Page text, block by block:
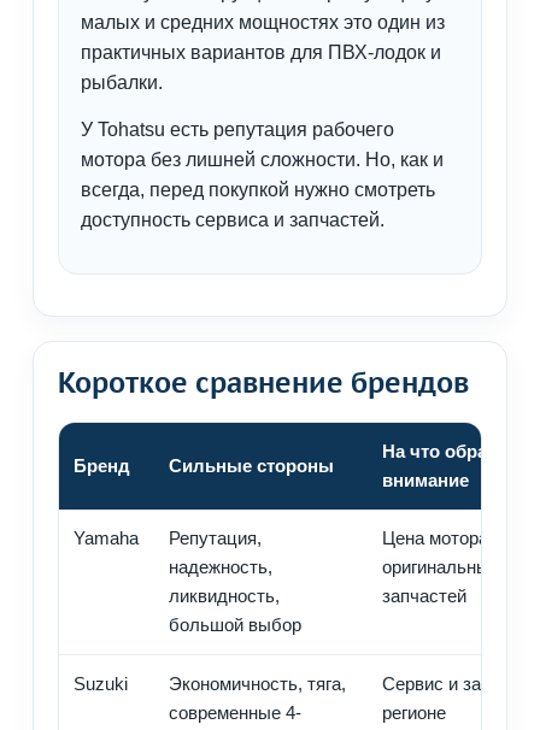
малых и средних мощностях это один из
практичных вариантов для ПВХ-лодок и
рыбалки.
У Tohatsu есть репутация рабочего
мотора без лишней сложности. Но, как и
всегда, перед покупкой нужно смотреть
доступность сервиса и запчастей.
Короткое сравнение брендов
Бренд Сильные стороны
На что обратить
внимание
Yamaha
Репутация,
надежность,
ликвидность,
большой выбор
Цена мотора и
оригинальных
запчастей
Suzuki
Экономичность, тяга,
современные 4-
Сервис и
регионе